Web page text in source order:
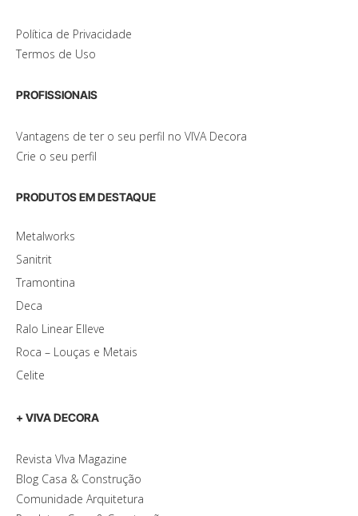
Política de Privacidade
Termos de Uso
PROFISSIONAIS
Vantagens de ter o seu perfil no VIVA Decora
Crie o seu perfil
PRODUTOS EM DESTAQUE
Metalworks
Sanitrit
Tramontina
Deca
Ralo Linear Elleve
Roca – Louças e Metais
Celite
+ VIVA DECORA
Revista VIva Magazine
Blog Casa & Construção
Comunidade Arquitetura